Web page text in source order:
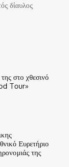
δίαυλος
στο χθεσινό
Tour»
Ευρετήριο
της